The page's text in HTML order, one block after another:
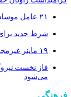
۲۱ عامل موساد و ۴ عضو باند‌های مسلح بازداشت شدند
شرط جدید
۱۹ ماینر غیرمجاز در مازندران از مدار خارج شد
می‌شود